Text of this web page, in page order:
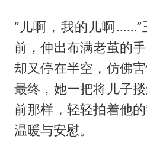
“儿啊，我的儿啊……”
前，伸出布满老茧的
却又停在半空，仿佛害
最终，她一把将儿子
前那样，轻轻拍着他
温暖与安慰。